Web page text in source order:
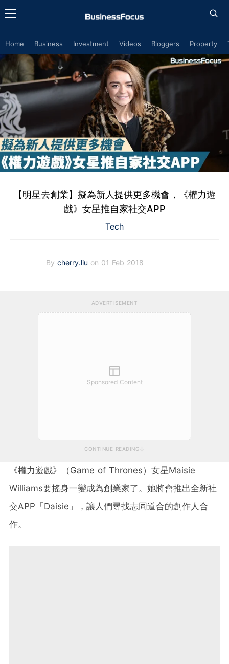
Home Business Investment Videos Bloggers Property
【明星去創業】擬為新人提供更多機會，《權力遊
戲》女星推自家社交APP
Tech
By cherry.liu on 01 Feb 2018
ADVERTISEMENT
Sponsored Content
CONTINUE READING
《權力遊戲》（Game of Thrones）女星Maisie
Williams要搖身一變成為創業家了。她將會推出全新社
交APP「Daisie」，讓人們尋找志同道合的創作人合
作。